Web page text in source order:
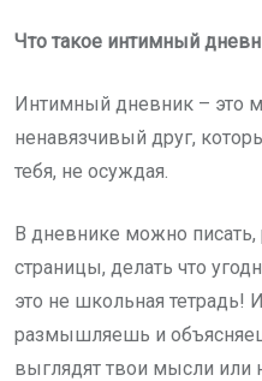
Что такое интимный
Интимный дневник – это
ненавязчивый друг,
тебя, не осуждая.
В дневнике можно писать,
страницы, делать что
это не школьная
размышляешь и
выглядят твои мысли или